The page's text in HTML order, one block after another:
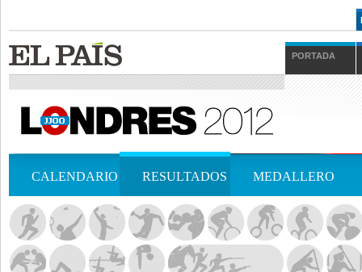
PORTADA
CALENDARIO RESULTADOS MEDALLERO